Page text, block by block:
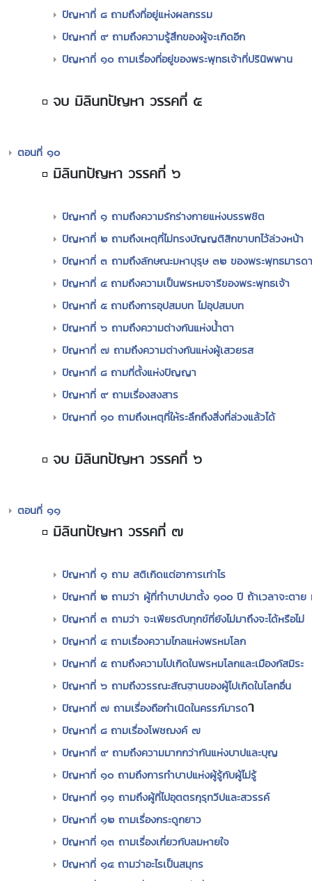
ปัญหาที่ ๘ ถามถึงที่อยู่แห่งผลกรรม
ปัญหาที่ ๙ ถามถึงความรู้สึกของผู้จะเกิดอีก
ปัญหาที่ ๑๐ ถามเรื่องที่อยู่ของพระพุทธเจ้าที่ปรินิพพาน
จบ มิลินทปัญหา วรรคที่ ๕
ตอนที่ ๑๐
มิลินทปัญหา วรรคที่ ๖
ปัญหาที่ ๑ ถามถึงความรักร่างกายแห่งบรรพชิต
ปัญหาที่ ๒ ถามถึงเหตุที่ไม่ทรงบัญญติสิกขาบทไว้ล่วงหน้า
ปัญหาที่ ๓ ถามถึงลักษณะมหาบุรุษ ๓๒ ของพระพุทธมารด
ปัญหาที่ ๔ ถามถึงความเป็นพรหมจารีของพระพุทธเจ้า
ปัญหาที่ ๕ ถามถึงการอุปสมบท ไม่อุปสมบท
ปัญหาที่ ๖ ถามถึงความต่างกันแห่งน้ำตา
ปัญหาที่ ๗ ถามถึงความต่างกันแห่งผู้เสวยรส
ปัญหาที่ ๘ ถามที่ตั้งแห่งปัญญา
ปัญหาที่ ๙ ถามเรื่องสงสาร
ปัญหาที่ ๑๐ ถามถึงเหตุที่ให้ระลึกถึงสิ่งที่ล่วงแล้วได้
จบ มิลินทปัญหา วรรคที่ ๖
ตอนที่ ๑๑
มิลินทปัญหา วรรคที่ ๗
ปัญหาที่ ๑ ถาม สติเกิดแต่อาการเท่าไร
ปัญหาที่ ๒ ถามว่า ผู้ที่ทำบาปมาตั้ง ๑๐๐ ปี ถ้าเวลาจะตาย
ปัญหาที่ ๓ ถามว่า จะเพียรดับทุกข์ที่ยังไม่มาถึงจะได้หรือไม่
ปัญหาที่ ๔ ถามเรื่องความไกลแห่งพรหมโลก
ปัญหาที่ ๕ ถามถึงความไปเกิดในพรหมโลกและเมืองกัสมิระ
ปัญหาที่ ๖ ถามถึงวรรณะสัณฐานของผู้ไปเกิดในโลกอื่น
ปัญหาที่ ๗ ถามเรื่องถือกำเนิดในครรภ์มารดา
ปัญหาที่ ๘ ถามเรื่องโพชฌงค์ ๗
ปัญหาที่ ๙ ถามถึงความมากกว่ากันแห่งบาปและบุญ
ปัญหาที่ ๑๐ ถามถึงการทำบาปแห่งผู้รู้กับผู้ไม่รู้
ปัญหาที่ ๑๑ ถามถึงผู้ที่ไปอุตตรกุรุทวีปและสวรรค์
ปัญหาที่ ๑๒ ถามเรื่องกระดูกยาว
ปัญหาที่ ๑๓ ถามเรื่องเกี่ยวกับลมหายใจ
ปัญหาที่ ๑๔ ถามว่าอะไรเป็นสมุทร